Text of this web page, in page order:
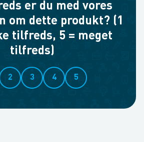
er du med vores
om dette produkt? (1
tilfreds, 5 = meget
tilfreds)
2 3 4 5